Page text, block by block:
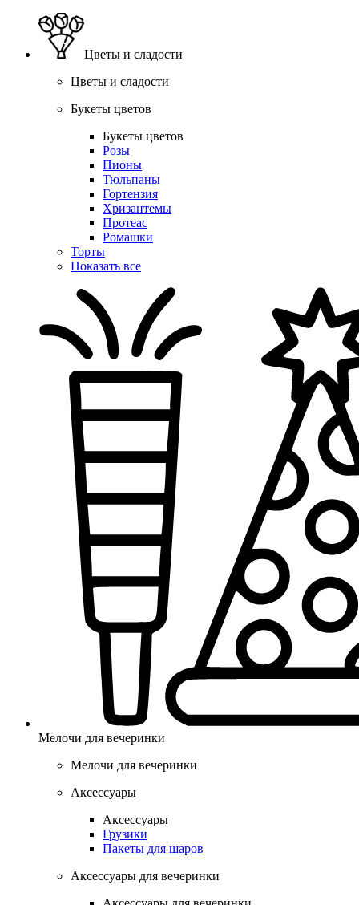
Цветы и сладости
Цветы и сладости
Букеты цветов
Букеты цветов
Розы
Пионы
Тюльпаны
Гортензия
Хризантемы
Протеас
Ромашки
Торты
Показать все
Мелочи для вечеринки
Мелочи для вечеринки
Аксессуары
Аксессуары
Грузики
Пакеты для шаров
Аксессуары для вечеринки